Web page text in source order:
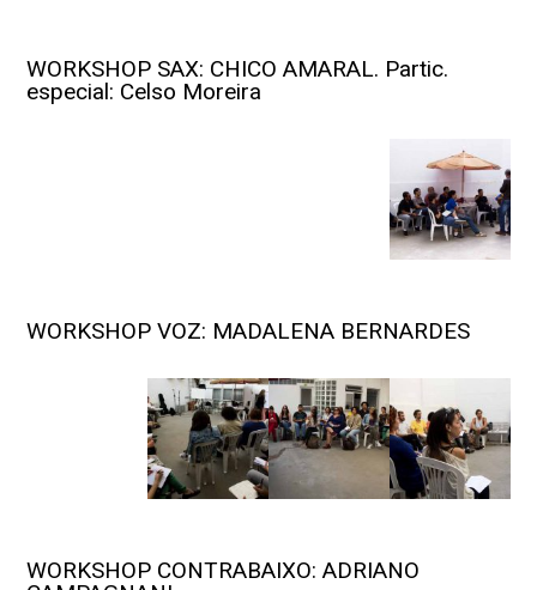
WORKSHOP SAX: CHICO AMARAL. Partic.
especial: Celso Moreira
WORKSHOP VOZ: MADALENA BERNARDES
WORKSHOP CONTRABAIXO: ADRIANO